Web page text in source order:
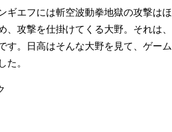
ギエフには斬空波動拳地獄の攻撃はほ
攻撃を仕掛けてくる大野。それは、
す。日高はそんな大野を見て、ゲーム
た。